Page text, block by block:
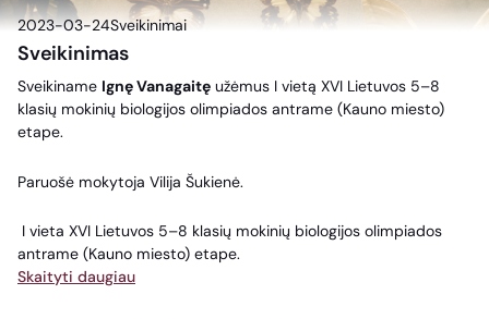
2023-03-24Sveikinimai
Sveikinimas
Sveikiname Ignę Vanagaitę užėmus I vietą XVI Lietuvos 5–8
klasių mokinių biologijos olimpiados antrame (Kauno miesto)
etape.
Paruošė mokytoja Vilija Šukienė.
I vieta XVI Lietuvos 5–8 klasių mokinių biologijos olimpiados
antrame (Kauno miesto) etape.
Skaityti daugiau